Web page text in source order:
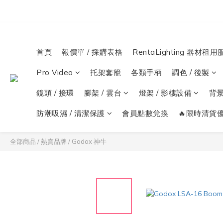
首頁 報價單 / 採購表格 RentaLighting 器材租用
Pro Video 托架套籠 各類手柄 調色 / 後製
鏡頭 / 接環 腳架 / 雲台 燈架 / 影樓設備 背
防潮吸濕 / 清潔保護 會員點數兌換 🔥限時清貨
全部商品 /熱賣品牌 / Godox 神牛